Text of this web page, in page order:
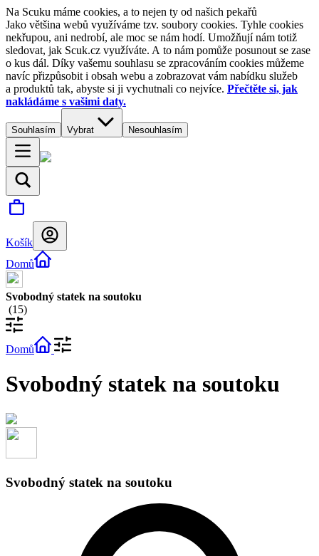
Na Scuku máme cookies, a to nejen ty od našich pekařů
Jako většina webů využíváme tzv. soubory cookies. Tyhle cookies
nekřupou, ani nedrobí, ale moc se nám hodí. Umožňují nám totiž
sledovat, jak Scuk.cz využíváte. A to nám pomůže posunout se zase
o kus dál. Díky vašemu souhlasu se zpracováním cookies můžeme
navíc přizpůsobit i obsah webu a zobrazovat vám nabídku služeb
a produktů tak, abyste si ji vychutnali co nejvíce. Přečtěte si, jak
nakládáme s vašimi daty.
Souhlasím Vybrat Nesouhlasím
Košík
Domů
Svobodný statek na soutoku
(15)
Domů
Svobodný statek na soutoku
Svobodný statek na soutoku